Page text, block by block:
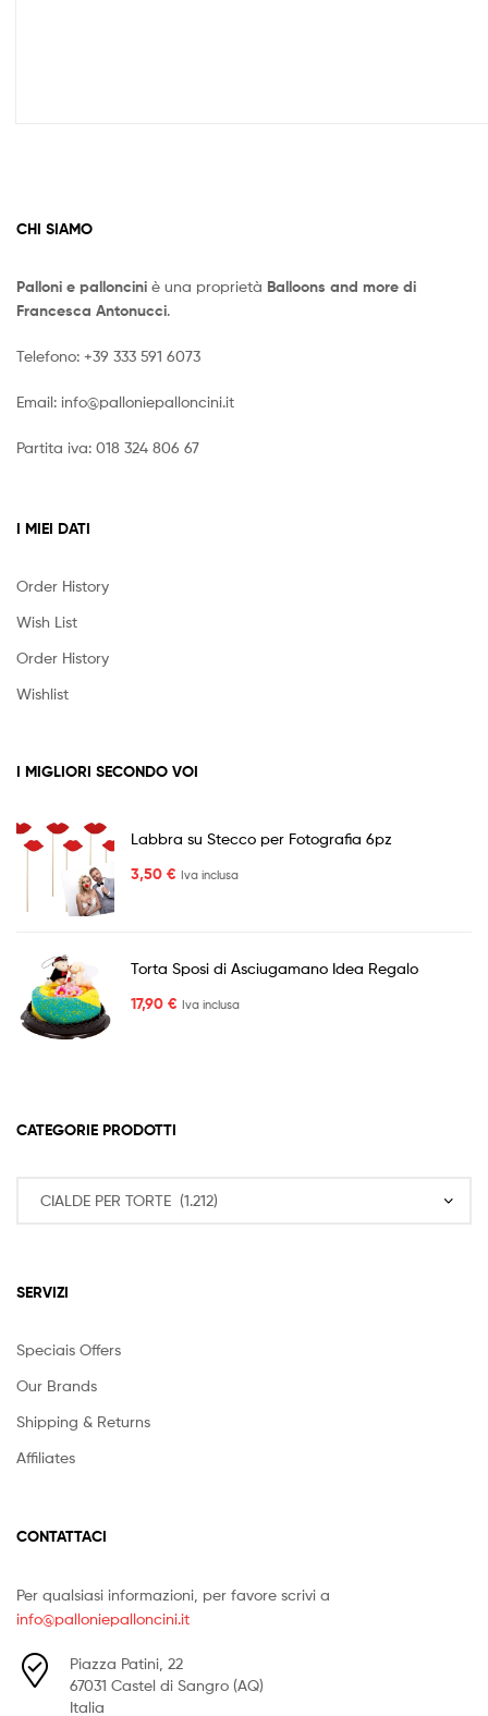
CHI SIAMO
Palloni e palloncini è una proprietà Balloons and more di
Francesca Antonucci.
Telefono: +39 333 591 6073
Email: info@palloniepalloncini.it
Partita iva: 018 324 806 67
I MIEI DATI
Order History
Wish List
Order History
Wishlist
I MIGLIORI SECONDO VOI
Labbra su Stecco per Fotografia 6pz
3,50 € Iva inclusa
Torta Sposi di Asciugamano Idea Regalo
17,90 € Iva inclusa
CATEGORIE PRODOTTI
SERVIZI
Speciais Offers
Our Brands
Shipping & Returns
Affiliates
CONTATTACI
Per qualsiasi informazioni, per favore scrivi a
info@palloniepalloncini.it
Piazza Patini, 22
67031 Castel di Sangro (AQ)
Italia